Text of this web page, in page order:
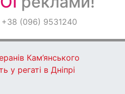
+38 (096) 9531240
Кам’янського
у регаті в Дніпрі